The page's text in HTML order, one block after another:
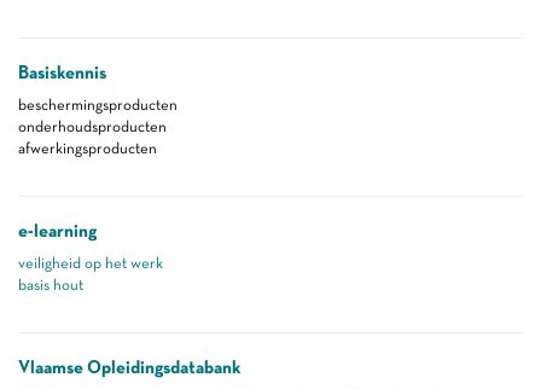
Basiskennis
beschermingsproducten
onderhoudsproducten
afwerkingsproducten
e-learning
veiligheid op het werk
basis hout
Vlaamse Opleidingsdatabank